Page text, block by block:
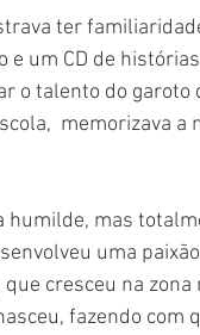
ter
e um CD de
o talento do
memorizava
humilde, mas
uma
cresceu na
fazendo com